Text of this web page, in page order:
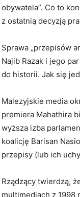
obywatela”. Co to
z ostatnią decyzją
Sprawa „przepisów
Najib Razak i jego
do historii. Jak się
Malezyjskie media
premiera Mahathira
wyższa izba
koalicję Barisan
przepisy (lub ich
Rządzący twierdzą,
multimediach z 1998